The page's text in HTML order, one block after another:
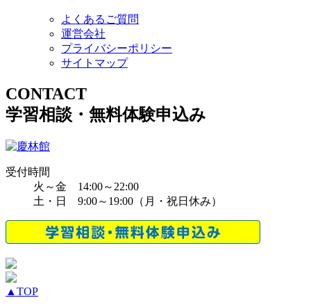
よくあるご質問
運営会社
プライバシーポリシー
サイトマップ
CONTACT
学習相談・無料体験申込み
受付時間
火～金 14:00～22:00
土・日 9:00～19:00（月・祝日休み）
▲ TOP